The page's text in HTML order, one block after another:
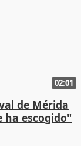
02:01
de Mérida
ha escogido"